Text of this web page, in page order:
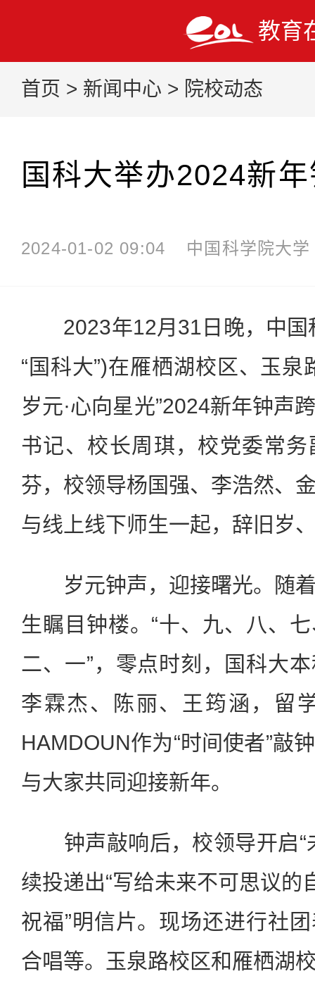
教育
首页 > 新闻中心 > 院校动态
国科大举办2024新
2024-01-02 09:04 中国科学院大学
2023年12月31日晚，中国
“国科大”)在雁栖湖校区、玉泉
岁元·心向星光”2024新年钟声
书记、校长周琪，校党委常
芬，校领导杨国强、李浩然、
与线上线下师生一起，辞旧岁
岁元钟声，迎接曙光。随着
生瞩目钟楼。“十、九、八、
二、一”，零点时刻，国科大
李霖杰、陈丽、王筠涵，留
HAMDOUN作为“时间使者”敲
与大家共同迎接新年。
钟声敲响后，校领导开启“
续投递出“写给未来不可思议的
祝福”明信片。现场还进行社
合唱等。玉泉路校区和雁栖湖